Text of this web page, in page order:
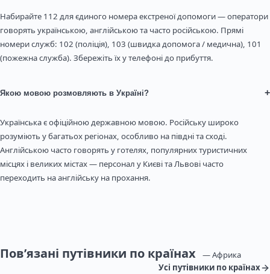
Набирайте 112 для єдиного номера екстреної допомоги — оператори
говорять українською, англійською та часто російською. Прямі
номери служб: 102 (поліція), 103 (швидка допомога / медична), 101
(пожежна служба). Збережіть їх у телефоні до прибуття.
Якою мовою розмовляють в Україні? +
Українська є офіційною державною мовою. Російську широко
розуміють у багатьох регіонах, особливо на півдні та сході.
Англійською часто говорять у готелях, популярних туристичних
місцях і великих містах — персонал у Києві та Львові часто
переходить на англійську на прохання.
Пов’язані путівники по країнах
— Африка
Усі путівники по країнах